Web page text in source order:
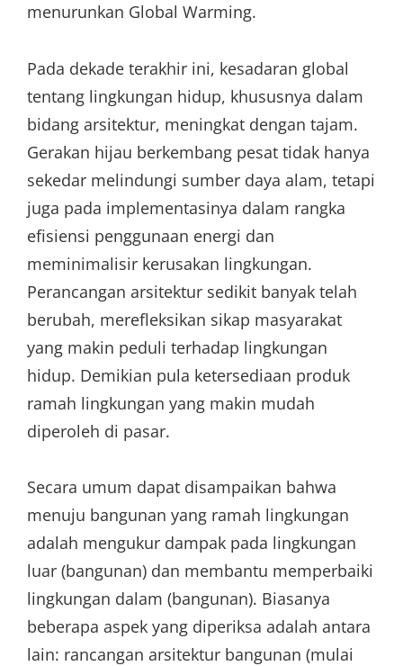
menurunkan Global Warming.
Pada dekade terakhir ini, kesadaran global
tentang lingkungan hidup, khususnya dalam
bidang arsitektur, meningkat dengan tajam.
Gerakan hijau berkembang pesat tidak hanya
sekedar melindungi sumber daya alam, tetapi
juga pada implementasinya dalam rangka
efisiensi penggunaan energi dan
meminimalisir kerusakan lingkungan.
Perancangan arsitektur sedikit banyak telah
berubah, merefleksikan sikap masyarakat
yang makin peduli terhadap lingkungan
hidup. Demikian pula ketersediaan produk
ramah lingkungan yang makin mudah
diperoleh di pasar.
Secara umum dapat disampaikan bahwa
menuju bangunan yang ramah lingkungan
adalah mengukur dampak pada lingkungan
luar (bangunan) dan membantu memperbaiki
lingkungan dalam (bangunan). Biasanya
beberapa aspek yang diperiksa adalah antara
lain: rancangan arsitektur bangunan (mulai